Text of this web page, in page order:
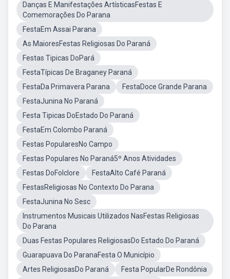
Danças E Manifestações ArtísticasFestas E
Comemorações Do Parana
FestaEm Assai Parana
As MaioresFestas Religiosas Do Paraná
Festas Tipicas DoPará
FestaTípicas De Braganey Paraná
FestaDa Primavera Parana
FestaDoce Grande Parana
FestaJunina No Paraná
Festa Tipicas DoEstado Do Paraná
FestaEm Colombo Paraná
Festas PopularesNo Campo
Festas Populares No Paraná5º Anos Atividades
Festas DoFolclore
FestaAlto Café Paraná
FestasReligiosas No Contexto Do Parana
FestaJunina No Sesc
Instrumentos Musicais Utilizados NasFestas Religiosas
Do Parana
Duas Festas Populares ReligiosasDo Estado Do Paraná
Guarapuava Do ParanaFesta O Município
Artes ReligiosasDo Paraná
Festa PopularDe Rondônia